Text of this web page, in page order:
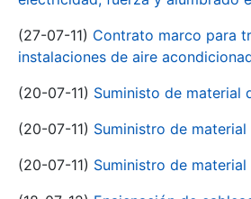
(27-07-11) Contrato marco para
instalaciones de aire
(20-07-11) Suministo de material
(20-07-11) Suministro de
(20-07-11) Suministro de